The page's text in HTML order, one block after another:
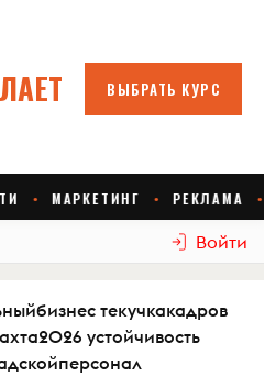
Войти
текучкакадров
устойчивость